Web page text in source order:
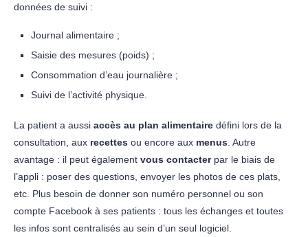
données de suivi :
Journal alimentaire ;
Saisie des mesures (poids) ;
Consommation d’eau journalière ;
Suivi de l’activité physique.
La patient a aussi accès au plan alimentaire défini lors de la
consultation, aux recettes ou encore aux menus . Autre
avantage : il peut également vous contacter par le biais de
l’appli : poser des questions, envoyer les photos de ces plats,
etc. Plus besoin de donner son numéro personnel ou son
compte Facebook à ses patients : tous les échanges et toutes
les infos sont centralisés au sein d’un seul logiciel.